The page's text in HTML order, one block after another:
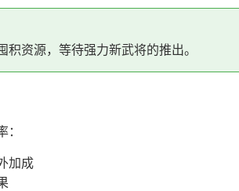
资源，等待强力新武将的推出。
加成